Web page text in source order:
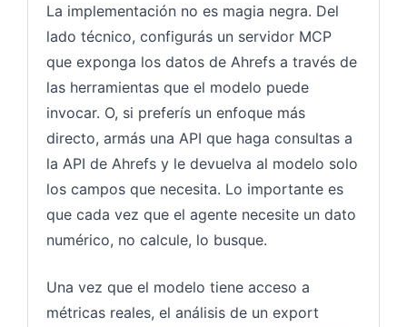
La implementación no es magia negra. Del
lado técnico, configurás un servidor MCP
que exponga los datos de Ahrefs a través de
las herramientas que el modelo puede
invocar. O, si preferís un enfoque más
directo, armás una API que haga consultas a
la API de Ahrefs y le devuelva al modelo solo
los campos que necesita. Lo importante es
que cada vez que el agente necesite un dato
numérico, no calcule, lo busque.
Una vez que el modelo tiene acceso a
métricas reales, el análisis de un export